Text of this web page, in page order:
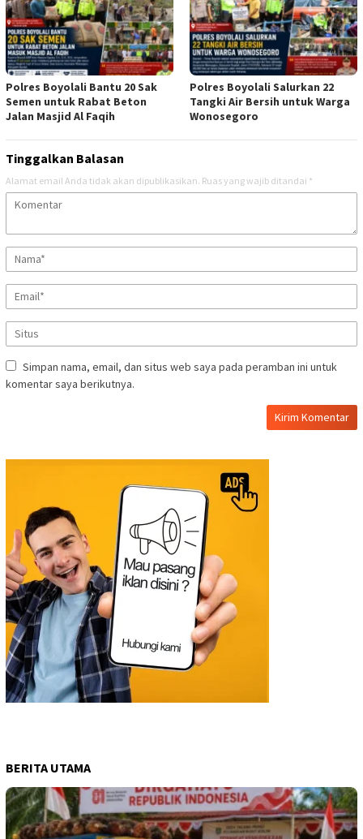
Polres Boyolali Bantu 20 Sak
Semen untuk Rabat Beton
Jalan Masjid Al Faqih
Polres Boyolali Salurkan 22
Tangki Air Bersih untuk Warga
Wonosegoro
Tinggalkan Balasan
Alamat email Anda tidak akan dipublikasikan. Ruas yang wajib ditandai *
Simpan nama, email, dan situs web saya pada peramban ini untuk
komentar saya berikutnya.
BERITA UTAMA